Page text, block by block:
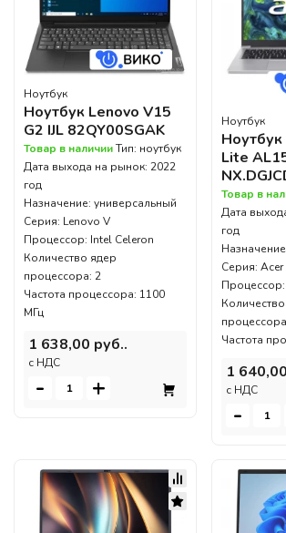
Ноутбук
Ноутбук Lenovo V15
G2 IJL 82QY00SGAK
Товар в наличииТип: ноутбук
Дата выхода на рынок: 2022
год
Назначение: универсальный
Серия: Lenovo V
Процессор: Intel Celeron
Количество ядер
процессора: 2
Частота процессора: 1100
МГц
1 638,00 руб..
c НДС
- +
Ноутбук
Lite
Товар в
Дата
год
Серия:
Частота
1
c НДС
-